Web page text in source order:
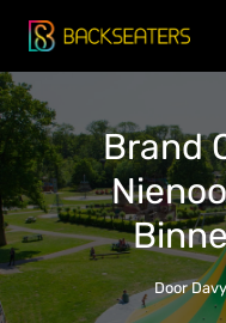
Doorgaan
naar
inhoud
Brand
Door Davy